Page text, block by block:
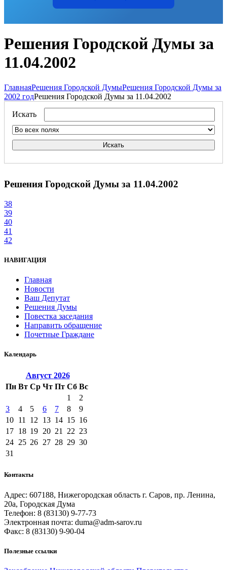
Решения Городской Думы за
11.04.2002
ГлавнаяРешения Городской ДумыРешения Городской Думы за
2002 годРешения Городской Думы за 11.04.2002
Искать
Искать
Решения Городской Думы за 11.04.2002
38
39
40
41
42
НАВИГАЦИЯ
Главная
Новости
Ваш Депутат
Решения Думы
Повестка заседания
Направить обращение
Почетные Граждане
Календарь
Август 2026
Пн Вт Ср Чт Пт Сб Вс
1
2
3
4 5 6 7 8
9
10 11 12 13 14 15 16
17 18 19 20 21 22 23
24 25 26 27 28 29 30
31
Контакты
Адрес: 607188, Нижегородская область г. Саров, пр. Ленина,
20а, Городская Дума
Телефон: 8 (83130) 9-77-73
Электронная почта: duma@adm-sarov.ru
Факс: 8 (83130) 9-90-04
Полезные ссылки